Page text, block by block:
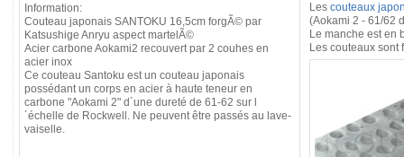
Information:
Couteau japonais SANTOKU 16,5cm forgÃ© par
Katsushige Anryu aspect martelÃ©
Acier carbone Aokami2 recouvert par 2 couhes en
acier inox
Ce couteau Santoku est un couteau japonais
possédant un corps en acier à haute teneur en
carbone "Aokami 2" d´une dureté de 61-62 sur l
´échelle de Rockwell. Ne peuvent être passés au lave-
vaiselle.
Les couteaux
(Aokami 2 - 61/62
Le manche est en
Les couteaux